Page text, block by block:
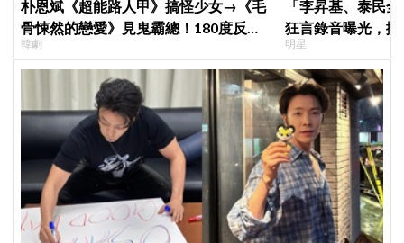
朴恩斌《超能路人甲》搞怪少女→《毛
骨悚然的戀愛》見鬼霸總！180度反差
演技獲讚「信看演員」
韓劇
「李昇基、泰民
狂言錄音曝光，
證金、糾紛再升級
明星